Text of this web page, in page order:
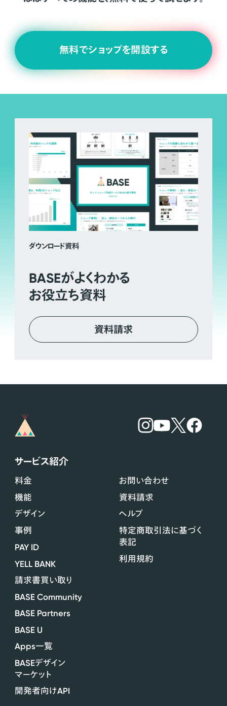
無料でショップを開設する
ダウンロード資料
BASEがよくわかる
お役立ち資料
資料請求
サービス紹介
料金
機能
デザイン
事例
PAY ID
YELL BANK
請求書買い取り
BASE Community
BASE Partners
BASE U
Apps一覧
BASEデザイン
マーケット
開発者向けAPI
お問い合わせ
資料請求
ヘルプ
特定商取引法に基づく
表記
利用規約